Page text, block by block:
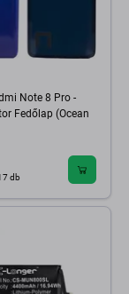
Note 8 Pro -
Fedőlap (Ocean
7 db